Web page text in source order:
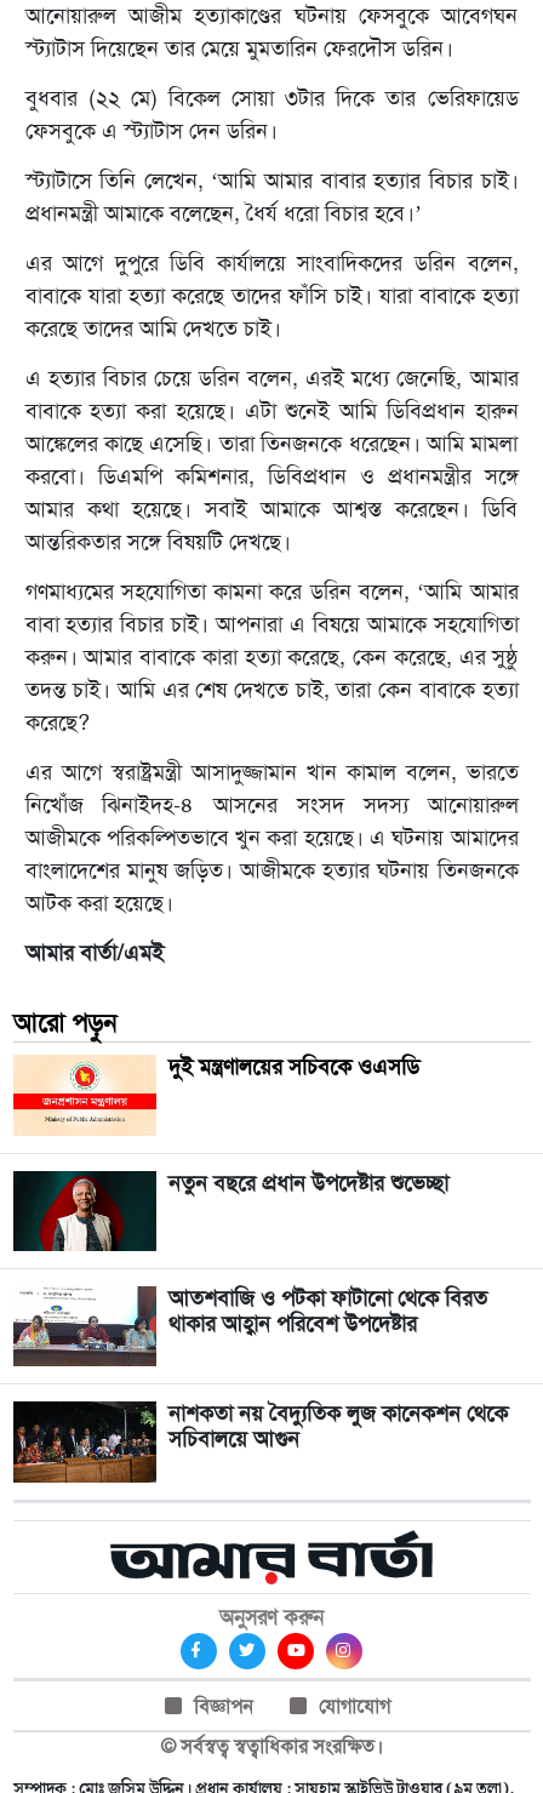
আনোয়ারুল আজীম হত্যাকাণ্ডের ঘটনায় ফেসবুকে আবেগঘন
স্ট্যাটাস দিয়েছেন তার মেয়ে মুমতারিন ফেরদৌস ডরিন।
বুধবার (২২ মে) বিকেল সোয়া ৩টার দিকে তার ভেরিফায়েড
ফেসবুকে এ স্ট্যাটাস দেন ডরিন।
স্ট্যাটাসে তিনি লেখেন, ‘আমি আমার বাবার হত্যার বিচার চাই।
প্রধানমন্ত্রী আমাকে বলেছেন, ধৈর্য ধরো বিচার হবে।’
এর আগে দুপুরে ডিবি কার্যালয়ে সাংবাদিকদের ডরিন বলেন,
বাবাকে যারা হত্যা করেছে তাদের ফাঁসি চাই। যারা বাবাকে হত্যা
করেছে তাদের আমি দেখতে চাই।
এ হত্যার বিচার চেয়ে ডরিন বলেন, এরই মধ্যে জেনেছি, আমার
বাবাকে হত্যা করা হয়েছে। এটা শুনেই আমি ডিবিপ্রধান হারুন
আঙ্কেলের কাছে এসেছি। তারা তিনজনকে ধরেছেন। আমি মামলা
করবো। ডিএমপি কমিশনার, ডিবিপ্রধান ও প্রধানমন্ত্রীর সঙ্গে
আমার কথা হয়েছে। সবাই আমাকে আশ্বস্ত করেছেন। ডিবি
আন্তরিকতার সঙ্গে বিষয়টি দেখছে।
গণমাধ্যমের সহযোগিতা কামনা করে ডরিন বলেন, ‘আমি আমার
বাবা হত্যার বিচার চাই। আপনারা এ বিষয়ে আমাকে সহযোগিতা
করুন। আমার বাবাকে কারা হত্যা করেছে, কেন করেছে, এর সুষ্ঠু
তদন্ত চাই। আমি এর শেষ দেখতে চাই, তারা কেন বাবাকে হত্যা
করেছে?
এর আগে স্বরাষ্ট্রমন্ত্রী আসাদুজ্জামান খান কামাল বলেন, ভারতে
নিখোঁজ ঝিনাইদহ-৪ আসনের সংসদ সদস্য আনোয়ারুল
আজীমকে পরিকল্পিতভাবে খুন করা হয়েছে। এ ঘটনায় আমাদের
বাংলাদেশের মানুষ জড়িত। আজীমকে হত্যার ঘটনায় তিনজনকে
আটক করা হয়েছে।
আমার বার্তা/এমই
আরো পড়ুন
দুই মন্ত্রণালয়ের সচিবকে ওএসডি
নতুন বছরে প্রধান উপদেষ্টার শুভেচ্ছা
আতশবাজি ও পটকা ফাটানো থেকে বিরত
থাকার আহ্বান পরিবেশ উপদেষ্টার
নাশকতা নয় বৈদ্যুতিক লুজ কানেকশন থেকে
সচিবালয়ে আগুন
অনুসরণ করুন
বিজ্ঞাপন
যোগাযোগ
© সর্বস্বত্ব স্বত্বাধিকার সংরক্ষিত।